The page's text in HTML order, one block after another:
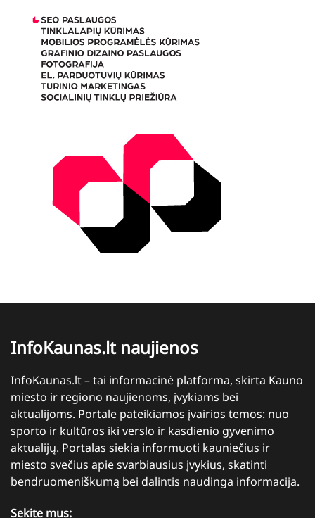
InfoKaunas.lt naujienos
InfoKaunas.lt – tai informacinė platforma, skirta Kauno
miesto ir regiono naujienoms, įvykiams bei
aktualijoms. Portale pateikiamos įvairios temos: nuo
sporto ir kultūros iki verslo ir kasdienio gyvenimo
aktualijų. Portalas siekia informuoti kauniečius ir
miesto svečius apie svarbiausius įvykius, skatinti
bendruomeniškumą bei dalintis naudinga informacija.
Sekite mus: